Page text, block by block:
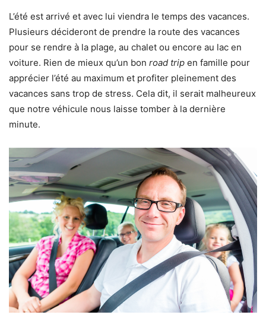
L’été est arrivé et avec lui viendra le temps des vacances.
Plusieurs décideront de prendre la route des vacances
pour se rendre à la plage, au chalet ou encore au lac en
voiture. Rien de mieux qu’un bon road trip en famille pour
apprécier l’été au maximum et profiter pleinement des
vacances sans trop de stress. Cela dit, il serait malheureux
que notre véhicule nous laisse tomber à la dernière
minute.